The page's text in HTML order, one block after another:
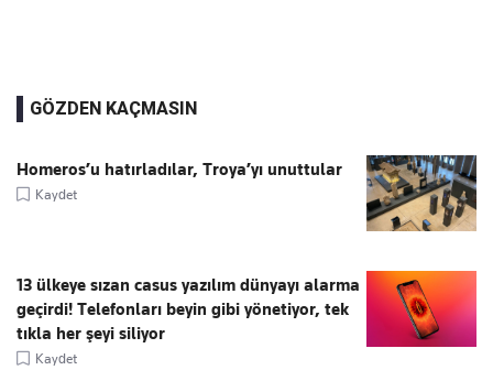
GÖZDEN KAÇMASIN
Homeros’u hatırladılar, Troya’yı unuttular
Kaydet
13 ülkeye sızan casus yazılım dünyayı alarma
geçirdi! Telefonları beyin gibi yönetiyor, tek
tıkla her şeyi siliyor
Kaydet